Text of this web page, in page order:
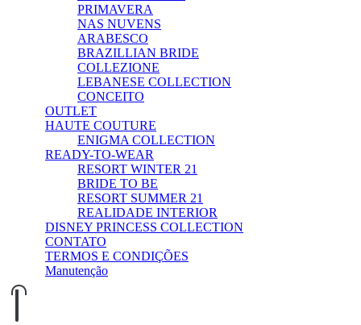
PRIMAVERA
NAS NUVENS
ARABESCO
BRAZILLIAN BRIDE
COLLEZIONE
LEBANESE COLLECTION
CONCEITO
OUTLET
HAUTE COUTURE
ENIGMA COLLECTION
READY-TO-WEAR
RESORT WINTER 21
BRIDE TO BE
RESORT SUMMER 21
REALIDADE INTERIOR
DISNEY PRINCESS COLLECTION
CONTATO
TERMOS E CONDIÇÕES
Manutenção
0